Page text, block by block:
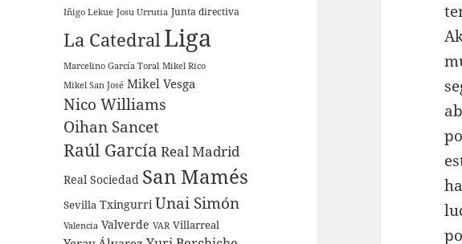
Iñigo Lekue Josu Urrutia Junta directiva
La CatedralLiga
Marcelino García Toral Mikel Rico
Mikel San José Mikel Vesga
Nico Williams
Oihan Sancet
Raúl García Real Madrid
Real Sociedad San Mamés
Sevilla Txingurri Unai Simón
Valencia Valverde VAR Villarreal